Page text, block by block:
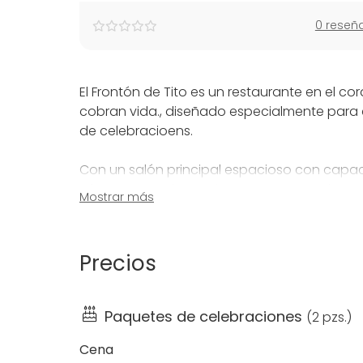
0
El Frontón de Tito es un restaurante en el
cobran vida., diseñado especialmente
de celebracioens.
Con un salón principal espacioso con
ofrecemos un lugar elegante y acogedor
más pequeños o para separar a los niños
excepcional. Nuestro equipo de chefs
creatividad, añadiendo un toque especial
Mostrar más
Precios
Paquetes de celebraciones (2 pzs.)
Cena